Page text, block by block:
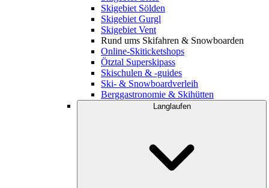
Skigebiet Sölden
Skigebiet Gurgl
Skigebiet Vent
Rund ums Skifahren & Snowboarden
Online-Skiticketshops
Ötztal Superskipass
Skischulen & -guides
Ski- & Snowboardverleih
Berggastronomie & Skihütten
Langlaufen